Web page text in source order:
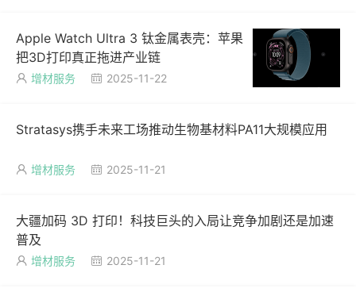
Apple Watch Ultra 3 钛金属表壳：苹果
把3D打印真正拖进产业链
 增材服务  2025-11-22
Stratasys携手未来工场推动生物基材料PA11大规模应用
 增材服务  2025-11-21
大疆加码 3D 打印！科技巨头的入局让竞争加剧还是加速
普及
 增材服务  2025-11-21